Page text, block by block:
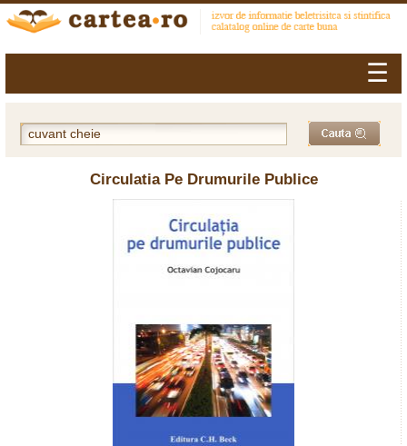
☰
Circulatia Pe Drumurile Publice